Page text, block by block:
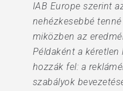
IAB Europe szerint
nehézkesebbé
miközben az
Példaként a
hozzák fel: a
szabályok